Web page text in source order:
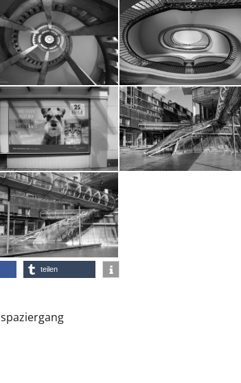
teilen
spaziergang